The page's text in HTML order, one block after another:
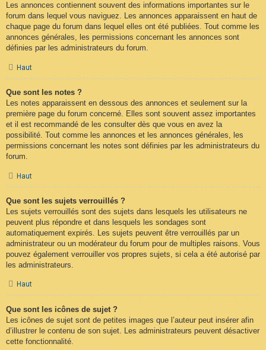
Les annonces contiennent souvent des informations importantes sur le
forum dans lequel vous naviguez. Les annonces apparaissent en haut de
chaque page du forum dans lequel elles ont été publiées. Tout comme les
annonces générales, les permissions concernant les annonces sont
définies par les administrateurs du forum.
Haut
Que sont les notes ?
Les notes apparaissent en dessous des annonces et seulement sur la
première page du forum concerné. Elles sont souvent assez importantes
et il est recommandé de les consulter dès que vous en avez la
possibilité. Tout comme les annonces et les annonces générales, les
permissions concernant les notes sont définies par les administrateurs du
forum.
Haut
Que sont les sujets verrouillés ?
Les sujets verrouillés sont des sujets dans lesquels les utilisateurs ne
peuvent plus répondre et dans lesquels les sondages sont
automatiquement expirés. Les sujets peuvent être verrouillés par un
administrateur ou un modérateur du forum pour de multiples raisons. Vous
pouvez également verrouiller vos propres sujets, si cela a été autorisé par
les administrateurs.
Haut
Que sont les icônes de sujet ?
Les icônes de sujet sont de petites images que l’auteur peut insérer afin
d’illustrer le contenu de son sujet. Les administrateurs peuvent désactiver
cette fonctionnalité.